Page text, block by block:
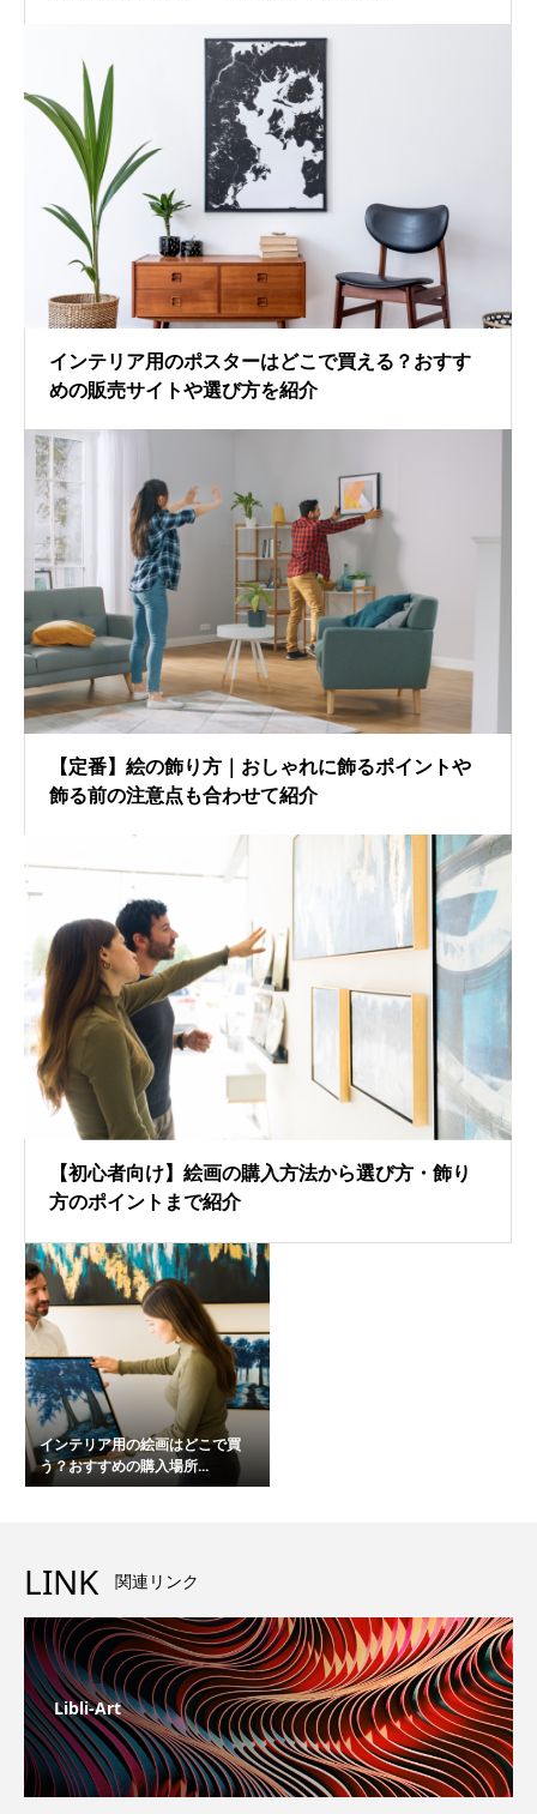
インテリア用のポスターはどこで買える？おすす
めの販売サイトや選び方を紹介
【定番】絵の飾り方｜おしゃれに飾るポイントや
飾る前の注意点も合わせて紹介
【初心者向け】絵画の購入方法から選び方・飾り
方のポイントまで紹介
インテリア用の絵画はどこで買
う？おすすめの購入場所...
LINK 関連リンク
Libli-Art